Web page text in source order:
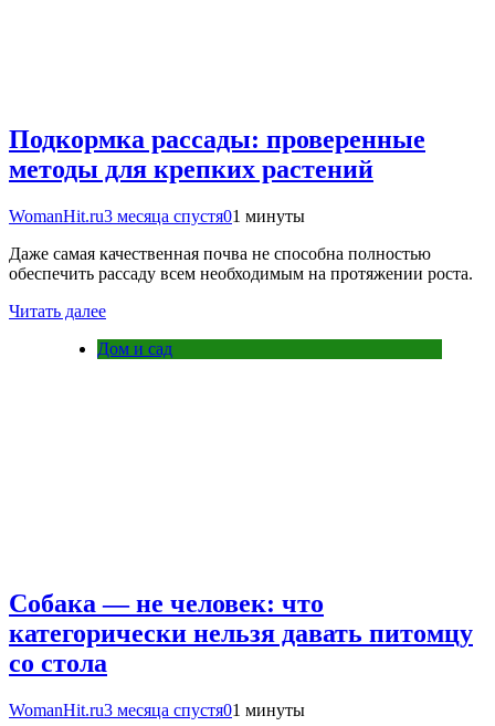
Подкормка рассады: проверенные
методы для крепких растений
WomanHit.ru3 месяца спустя01 минуты
Даже самая качественная почва не способна полностью
обеспечить рассаду всем необходимым на протяжении роста.
Читать далее
Дом и сад
Собака — не человек: что
категорически нельзя давать питомцу
со стола
WomanHit.ru3 месяца спустя01 минуты